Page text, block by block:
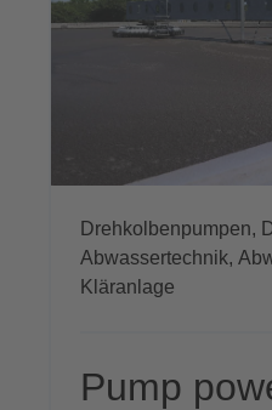
Drehkolbenpumpen,
Abwassertechnik,
Kläranlage
Pump